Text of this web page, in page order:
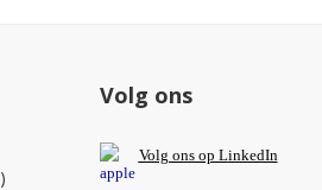
Volg ons
Volg ons op LinkedIn